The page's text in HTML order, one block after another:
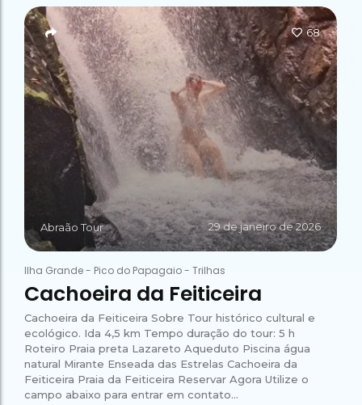
Paradisíacas
Gruta
do
Acaiá
Lagoa
Azul de
Romântico
no Saco do
Céu
Despedida
de Solteira
Caipirinha
Tour na
Ilha
Grande
Passeio
Bate e
Volta
Rio x
Ilha
Gruta
do
Acaiá
Lagoa
Azul de
Escuna
no Saco do
Céu
Despedida
de Solteira
Caipirinha
Tour na
Ilha
Grande
Passeio
Bate e
Volta
Rio x
Ilha
Grande
Abraão Tour 29 de janeiro de 2026
68
Ilha Grande- Pico do Papagaio- Trilhas
Cachoeira da Feiticeira
Cachoeira da Feiticeira Sobre Tour histórico cultural e
ecológico. Ida 4,5 km Tempo duração do tour: 5 h
Roteiro Praia preta Lazareto Aqueduto Piscina água
natural Mirante Enseada das Estrelas Cachoeira da
Feiticeira Praia da Feiticeira Reservar Agora Utilize o
campo abaixo para entrar em contato...